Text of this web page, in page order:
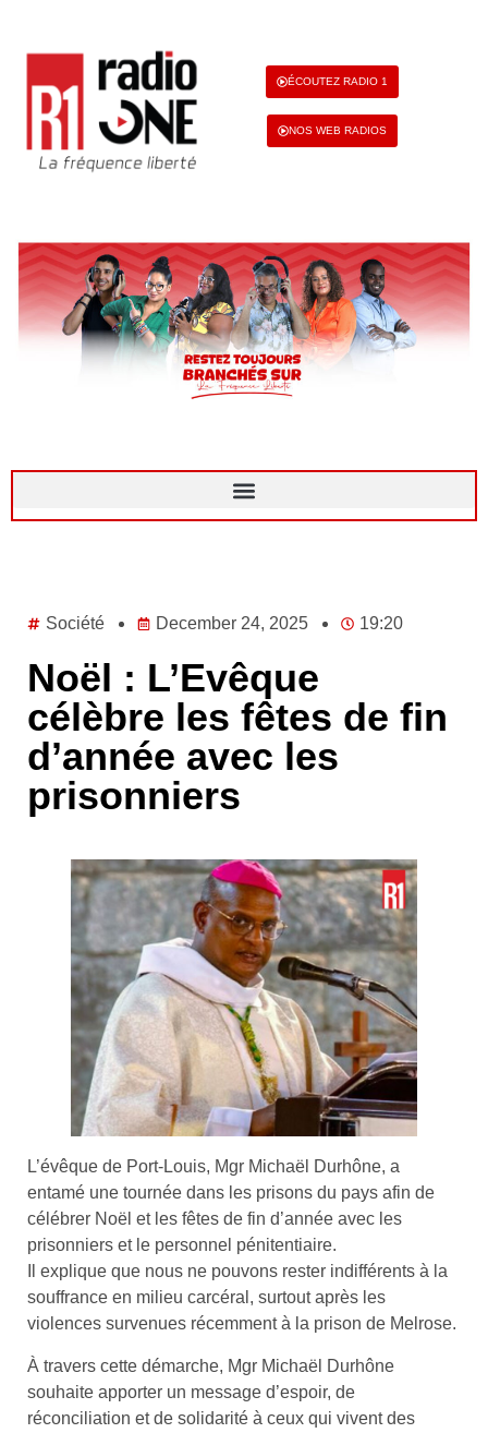
ÉCOUTEZ RADIO 1
NOS WEB RADIOS
Société December 24, 2025 19:20
Noël : L’Evêque
célèbre les fêtes de fin
d’année avec les
prisonniers
L’évêque de Port-Louis, Mgr Michaël Durhône, a
entamé une tournée dans les prisons du pays afin de
célébrer Noël et les fêtes de fin d’année avec les
prisonniers et le personnel pénitentiaire.
Il explique que nous ne pouvons rester indifférents à la
souffrance en milieu carcéral, surtout après les
violences survenues récemment à la prison de Melrose.
À travers cette démarche, Mgr Michaël Durhône
souhaite apporter un message d’espoir, de
réconciliation et de solidarité à ceux qui vivent des